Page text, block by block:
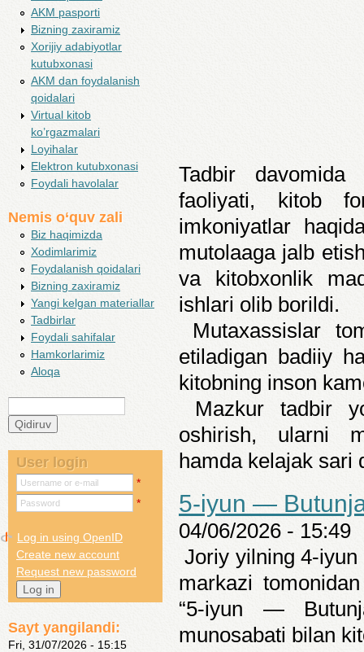
Tadbir davomida
faoliyati, kitob
imkoniyatlar
mutolaaga jalb
va kitobxonlik
ishlari olib borildi.
Mutaxassislar
etiladigan badiiy
kitobning inson
Mazkur tadbir
oshirish, ularni
hamda kelajak sari
5-iyun —
04/06/2026 - 15:49
Joriy yilning 4-iyun
markazi
“5-iyun —
munosabati bilan
AKM pasporti
Bizning zaxiramiz
Xorijiy adabiyotlar
kutubxonasi
AKM dan foydalanish
qoidalari
Virtual kitob
ko’rgazmalari
Loyihalar
Elektron kutubxonasi
Foydali havolalar
Nemis o‘quv zali
Biz haqimizda
Xodimlarimiz
Foydalanish qoidalari
Bizning zaxiramiz
Yangi kelgan materiallar
Tadbirlar
Foydali sahifalar
Hamkorlarimiz
Aloqa
Search form
User login
Username or e-mail *
Password *
Log in using OpenID
Create new account
Request new password
Sayt yangilandi:
Fri, 31/07/2026 - 15:15